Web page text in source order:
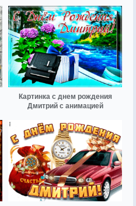
Картинка с днем рождения
Дмитрий с анимацией